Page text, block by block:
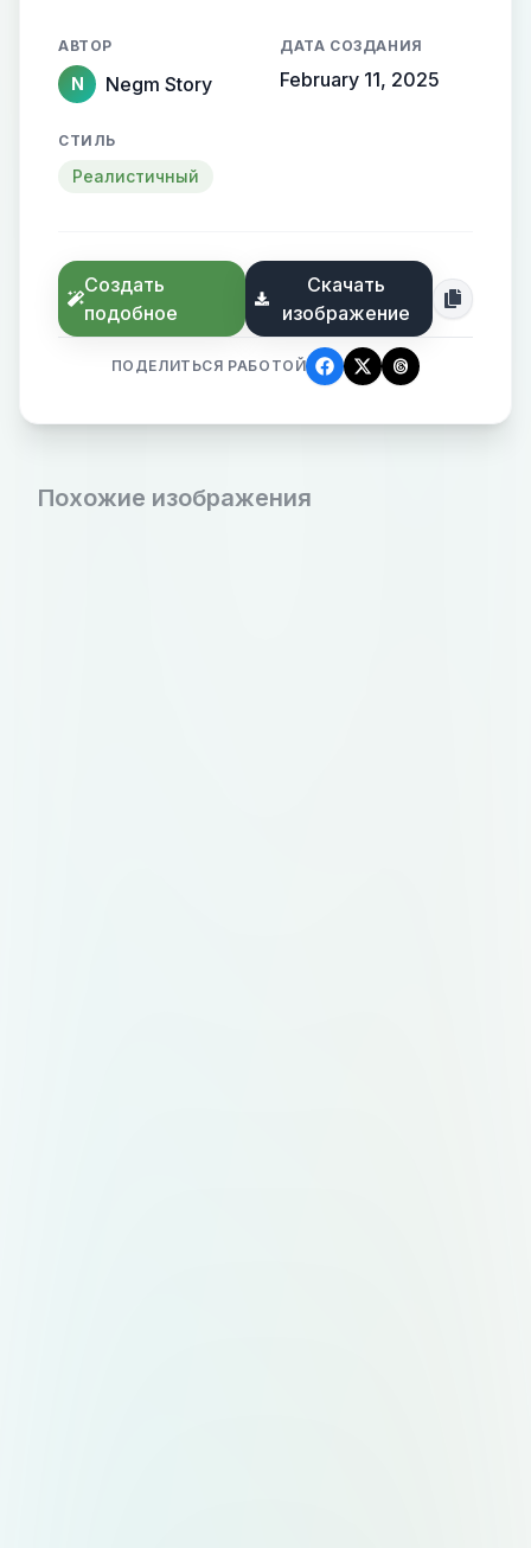
АВТОР
N Negm Story
ДАТА СОЗДАНИЯ
February 11, 2025
СТИЛЬ
Реалистичный
Создать
подобное
Скачать
изображение
ПОДЕЛИТЬСЯ РАБОТОЙ
Похожие изображения